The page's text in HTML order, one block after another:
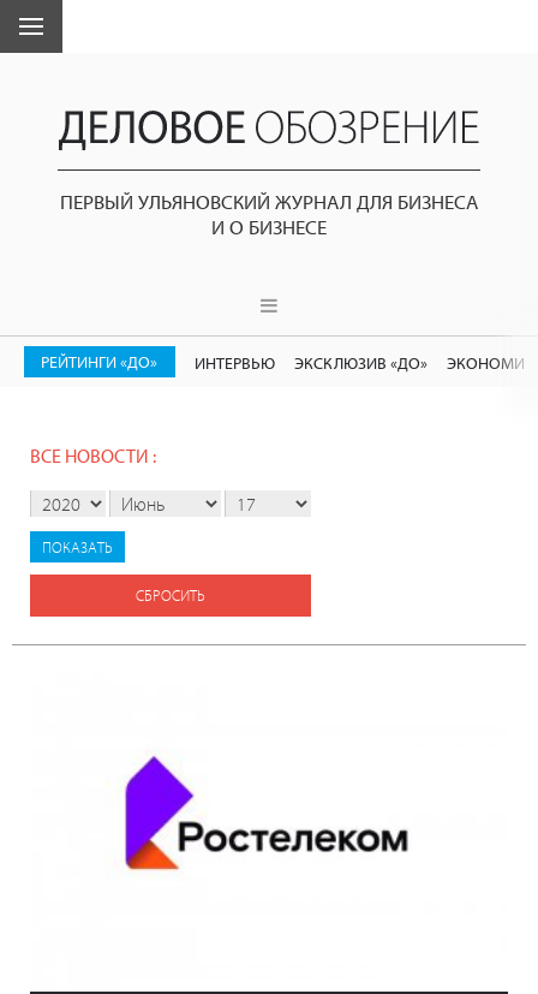
ПЕРВЫЙ УЛЬЯНОВСКИЙ ЖУРНАЛ ДЛЯ БИЗНЕСА
И О БИЗНЕСЕ
РЕЙТИНГИ «ДО» ИНТЕРВЬЮ ЭКСКЛЮЗИВ «ДО»
ВСЕ НОВОСТИ :
СБРОСИТЬ